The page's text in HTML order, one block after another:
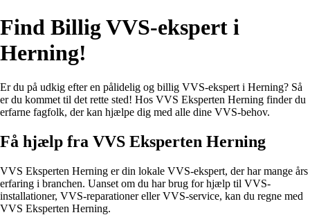
Find Billig VVS-ekspert i
Herning!
Er du på udkig efter en pålidelig og billig VVS-ekspert i Herning? Så
er du kommet til det rette sted! Hos VVS Eksperten Herning finder du
erfarne fagfolk, der kan hjælpe dig med alle dine VVS-behov.
Få hjælp fra VVS Eksperten Herning
VVS Eksperten Herning er din lokale VVS-ekspert, der har mange års
erfaring i branchen. Uanset om du har brug for hjælp til VVS-
installationer, VVS-reparationer eller VVS-service, kan du regne med
VVS Eksperten Herning.